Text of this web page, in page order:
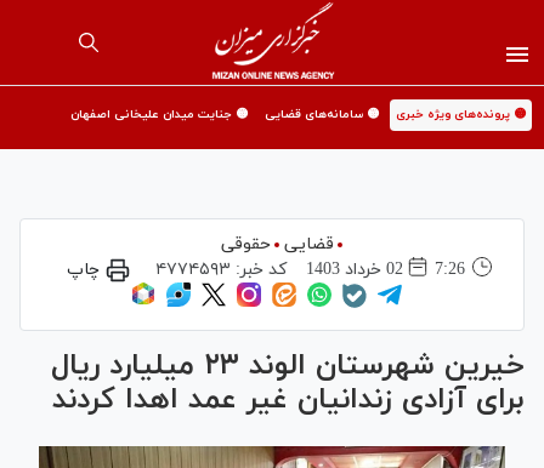
🟡 پرونده‌های ویژه خبری 🟡 سامانه‌های قضایی 🟡 جنایت میدان علیخانی اصفهان
قضایی حقوقی
7:26
02 خرداد 1403 کد خبر: ۴۷۷۴۵۹۳ چاپ
خیرین شهرستان الوند ۲۳ میلیارد ریال
برای آزادی زندانیان غیر عمد اهدا کردند